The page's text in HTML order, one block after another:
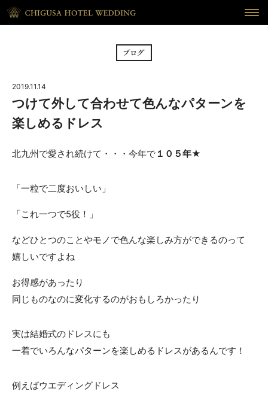
CEREMONY 挙式
RECEPTION
CUISINE
WAKON
REPORT
BLOG
ブログ
ACCESS
アクセス お問い合わせ
093
平日 11:00-19:00（火曜定休） / 土日 10:00-19:00
2019.11.14
つけて外して合わせて色んなパターンを
楽しめるドレス
北九州で愛され続けて・・・今年で１０５年★
「一粒で二度おいしい」
「これ一つで5役！」
などひとつのことやモノで色んな楽しみ方ができるのって
嬉しいですよね
お得感があったり
同じものなのに変化するのがおもしろかったり
実は結婚式のドレスにも
一着でいろんなパターンを楽しめるドレスがあるんです！
例えばウエディングドレス